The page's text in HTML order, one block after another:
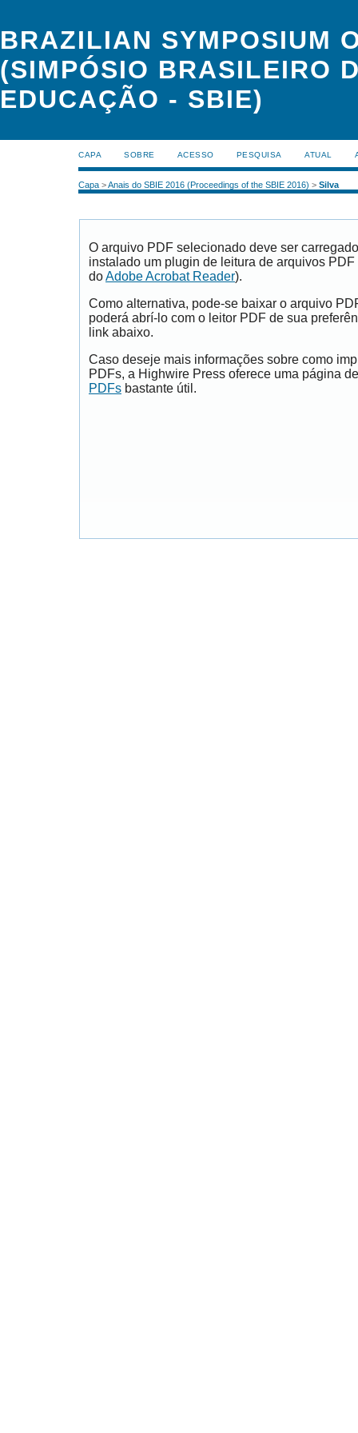
BRAZILIAN SYMPOSIUM
(SIMPÓSIO BRASILEIRO
EDUCAÇÃO - SBIE)
CAPA SOBRE ACESSO PESQUISA ATUAL
Capa >Anais do SBIE 2016 (Proceedings of the SBIE 2016) > Silva
O arquivo PDF selecionado deve ser
instalado um plugin de leitura de arquivos
doAdobe Acrobat Reader).
Como alternativa, pode-se baixar o arquivo
poderá abrí-lo com o leitor PDF de sua
link abaixo.
Caso deseje mais informações sobre como
PDFs, a Highwire Press oferece uma página
PDFs bastante útil.